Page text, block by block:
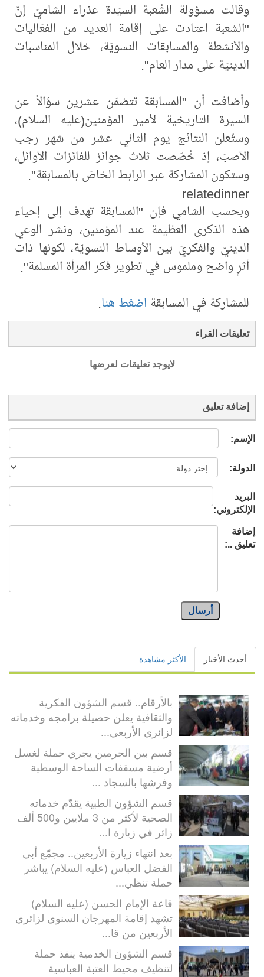
وقالت مسؤولة الشُعبة السيّدة عذراء الشاميّ إنّ
"الشعبة اعتادت على إقامة العديد من الفعّاليات
والأنشطة والمسابقات النسويّة، خلال المناسبات
الدينيّة على مدار العام".
وأضافت أن "المسابقة تتضمّن عشرين سؤالاً عن
السيرة التاريخية لأمير المؤمنين(عليه السلام)،
وستُعلن النتائج يوم الثاني عشر من شهر رجب
الأصبّ، إذ خُصّصت ثلاث جوائز للفائزات الأوائل،
وستكون المشاركة عبر الرابط الخاصّ بالمسابقة".
relatedinner
وبحسب الشامي فإن "المسابقة تهدف إلى إحياء
هذه الذكرى العظيمة عند المؤمنين، ونشر الوعي
الدينيّ والفكريّ بين الأوساط النسويّة، لكونها ذات
أثرٍ واضح وملموس في تطوير فكر المرأة المسلمة".
للمشاركة في المسابقة اضغط هنا.
تعليقات القراء
لايوجد تعليقات لعرضها
إضافة تعليق
الإسم:
الدولة:
البريد
الإلكتروني:
إضافة
تعليق ..:
أرسال
أحدث الأخبار الأكثر مشاهدة
بالأرقام.. قسم الشؤون الفكرية
والثقافية يعلن حصيلة برامجه وخدماته
لزائري الأربعي...
قسم بين الحرمين يجري حملة لغسل
أرضية مسقفات الساحة الوسطية
وفرشها بالسجاد ...
قسم الشؤون الطبية يقدّم خدماته
الصحية لأكثر من 3 ملايين و500 ألف
زائر في زيارة ا...
بعد انتهاء زيارة الأربعين.. مجمّع أبي
الفضل العباس (عليه السلام) يباشر
حملة تنظي...
قاعة الإمام الحسن (عليه السلام)
تشهد إقامة المهرجان السنوي لزائري
الأربعين من قا...
قسم الشؤون الخدمية ينفذ حملة
لتنظيف محيط العتبة العباسية